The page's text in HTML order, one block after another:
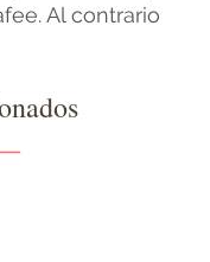
Al contrario